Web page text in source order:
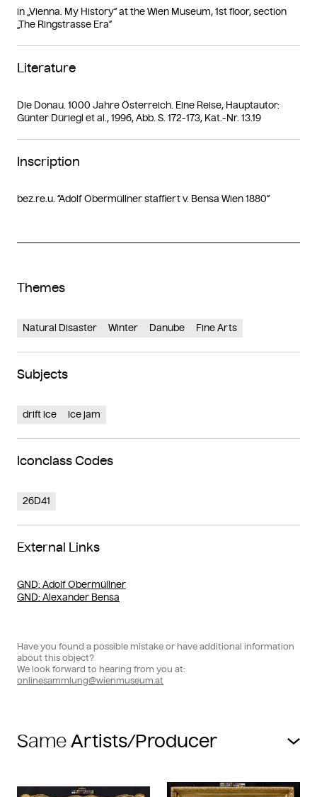
in „Vienna. My History“ at the Wien Museum, 1st floor, section
„The Ringstrasse Era”
Literature
Die Donau. 1000 Jahre Österreich. Eine Reise, Hauptautor:
Günter Düriegl et al., 1996, Abb. S. 172-173, Kat.-Nr. 13.19
Inscription
bez.re.u. “Adolf Obermüllner staffiert v. Bensa Wien 1880”
Themes
Natural Disaster Winter Danube Fine Arts
Subjects
drift ice ice jam
Iconclass Codes
26D41
External Links
GND: Adolf Obermüllner
GND: Alexander Bensa
Have you found a possible mistake or have additional information
about this object?
We look forward to hearing from you at:
onlinesammlung@wienmuseum.at
Same